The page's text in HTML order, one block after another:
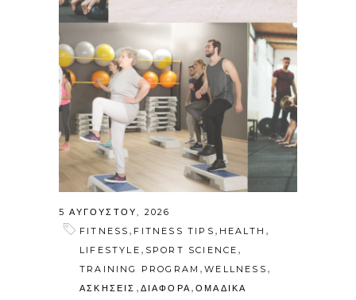
5 ΑΥΓΟΎΣΤΟΥ, 2026
FITNESS , FITNESS TIPS , HEALTH ,
LIFESTYLE , SPORT SCIENCE ,
TRAINING PROGRAM ,WELLNESS ,
ΑΣΚΗΣΕΙΣ , ΔΙΑΦΟΡΑ ,ΟΜΑΔΙΚΑ